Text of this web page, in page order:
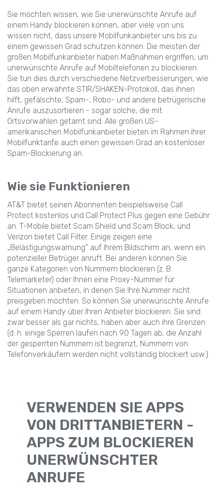
Sie möchten wissen, wie Sie unerwünschte Anrufe auf
einem Handy blockieren können, aber viele von uns
wissen nicht, dass unsere Mobilfunkanbieter uns bis zu
einem gewissen Grad schützen können. Die meisten der
großen Mobilfunkanbieter haben Maßnahmen ergriffen, um
unerwünschte Anrufe auf Mobiltelefonen zu blockieren.
Sie tun dies durch verschiedene Netzverbesserungen, wie
das oben erwähnte STIR/SHAKEN-Protokoll, das ihnen
hilft, gefälschte, Spam-, Robo- und andere betrügerische
Anrufe auszusortieren - sogar solche, die mit
Ortsvorwahlen getarnt sind. Alle großen US-
amerikanischen Mobilfunkanbieter bieten im Rahmen ihrer
Mobilfunktarife auch einen gewissen Grad an kostenloser
Spam-Blockierung an.
Wie sie Funktionieren
AT&T bietet seinen Abonnenten beispielsweise Call
Protect kostenlos und Call Protect Plus gegen eine Gebühr
an. T-Mobile bietet Scam Shield und Scam Block, und
Verizon bietet Call Filter. Einige zeigen eine
„Belästigungswarnung“ auf Ihrem Bildschirm an, wenn ein
potenzieller Betrüger anruft. Bei anderen können Sie
ganze Kategorien von Nummern blockieren (z. B.
Telemarketer) oder Ihnen eine Proxy-Nummer für
Situationen anbieten, in denen Sie Ihre Nummer nicht
preisgeben möchten. So können Sie unerwünschte Anrufe
auf einem Handy über Ihren Anbieter blockieren. Sie sind
zwar besser als gar nichts, haben aber auch ihre Grenzen
(d. h. einige Sperren laufen nach 90 Tagen ab, die Anzahl
der gesperrten Nummern ist begrenzt, Nummern von
Telefonverkäufern werden nicht vollständig blockiert usw.)
VERWENDEN SIE APPS
VON DRITTANBIETERN -
APPS ZUM BLOCKIEREN
UNERWÜNSCHTER
ANRUFE